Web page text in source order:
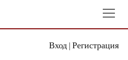
Вход| Регистрация